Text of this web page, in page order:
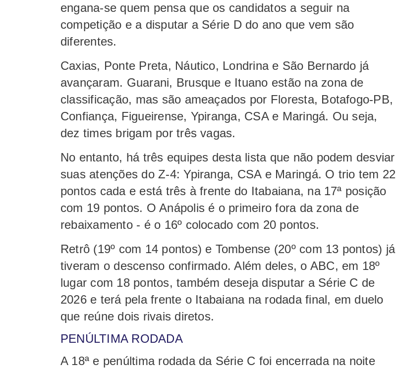
engana-se quem pensa que os candidatos a seguir na
competição e a disputar a Série D do ano que vem são
diferentes.
Caxias, Ponte Preta, Náutico, Londrina e São Bernardo já
avançaram. Guarani, Brusque e Ituano estão na zona de
classificação, mas são ameaçados por Floresta, Botafogo-PB,
Confiança, Figueirense, Ypiranga, CSA e Maringá. Ou seja,
dez times brigam por três vagas.
No entanto, há três equipes desta lista que não podem desviar
suas atenções do Z-4: Ypiranga, CSA e Maringá. O trio tem 22
pontos cada e está três à frente do Itabaiana, na 17ª posição
com 19 pontos. O Anápolis é o primeiro fora da zona de
rebaixamento - é o 16º colocado com 20 pontos.
Retrô (19º com 14 pontos) e Tombense (20º com 13 pontos) já
tiveram o descenso confirmado. Além deles, o ABC, em 18º
lugar com 18 pontos, também deseja disputar a Série C de
2026 e terá pela frente o Itabaiana na rodada final, em duelo
que reúne dois rivais diretos.
PENÚLTIMA RODADA
A 18ª e penúltima rodada da Série C foi encerrada na noite